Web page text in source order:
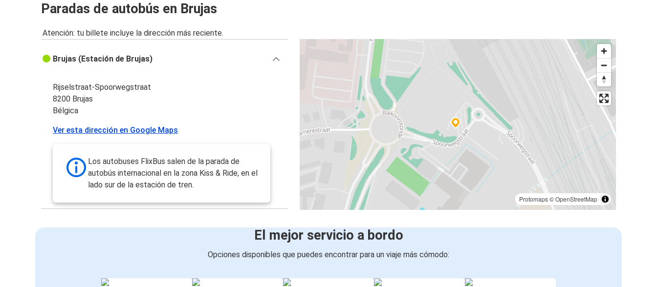
Paradas de autobús en Brujas
Atención: tu billete incluye la dirección más reciente.
Protomaps©OpenStreetMap
Brujas (Estación de Brujas)
Rijselstraat-Spoorwegstraat
8200 Brujas
Bélgica
Ver esta dirección en Google Maps
Los autobuses FlixBus salen de la parada de
autobús internacional en la zona Kiss & Ride, en el
lado sur de la estación de tren.
El mejor servicio a bordo
Opciones disponibles que puedes encontrar para un viaje más cómodo: